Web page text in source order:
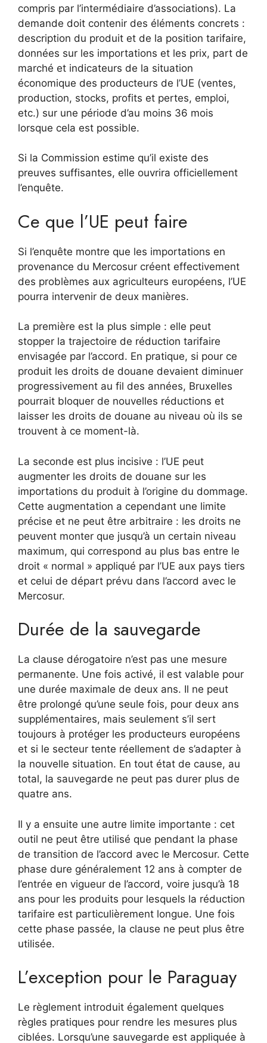
compris par l’intermédiaire d’associations). La
demande doit contenir des éléments concrets :
description du produit et de la position tarifaire,
données sur les importations et les prix, part de
marché et indicateurs de la situation
économique des producteurs de l’UE (ventes,
production, stocks, profits et pertes, emploi,
etc.) sur une période d’au moins 36 mois
lorsque cela est possible.
Si la Commission estime qu’il existe des
preuves suffisantes, elle ouvrira officiellement
l’enquête.
Ce que l’UE peut faire
Si l’enquête montre que les importations en
provenance du Mercosur créent effectivement
des problèmes aux agriculteurs européens, l’UE
pourra intervenir de deux manières.
La première est la plus simple : elle peut
stopper la trajectoire de réduction tarifaire
envisagée par l’accord. En pratique, si pour ce
produit les droits de douane devaient diminuer
progressivement au fil des années, Bruxelles
pourrait bloquer de nouvelles réductions et
laisser les droits de douane au niveau où ils se
trouvent à ce moment-là.
La seconde est plus incisive : l’UE peut
augmenter les droits de douane sur les
importations du produit à l’origine du dommage.
Cette augmentation a cependant une limite
précise et ne peut être arbitraire : les droits ne
peuvent monter que jusqu’à un certain niveau
maximum, qui correspond au plus bas entre le
droit « normal » appliqué par l’UE aux pays tiers
et celui de départ prévu dans l’accord avec le
Mercosur.
Durée de la sauvegarde
La clause dérogatoire n’est pas une mesure
permanente. Une fois activé, il est valable pour
une durée maximale de deux ans. Il ne peut
être prolongé qu’une seule fois, pour deux ans
supplémentaires, mais seulement s’il sert
toujours à protéger les producteurs européens
et si le secteur tente réellement de s’adapter à
la nouvelle situation. En tout état de cause, au
total, la sauvegarde ne peut pas durer plus de
quatre ans.
Il y a ensuite une autre limite importante : cet
outil ne peut être utilisé que pendant la phase
de transition de l’accord avec le Mercosur. Cette
phase dure généralement 12 ans à compter de
l’entrée en vigueur de l’accord, voire jusqu’à 18
ans pour les produits pour lesquels la réduction
tarifaire est particulièrement longue. Une fois
cette phase passée, la clause ne peut plus être
utilisée.
L’exception pour le Paraguay
Le règlement introduit également quelques
règles pratiques pour rendre les mesures plus
ciblées. Lorsqu’une sauvegarde est appliquée à